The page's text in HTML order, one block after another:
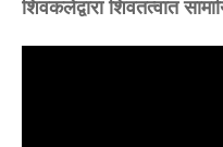
शिवकलेद्वारा शिवतत्वात